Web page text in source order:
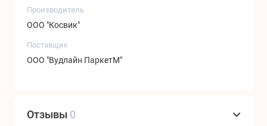
Производитель
ООО "Косвик"
Поставщик
ООО "Вудлайн ПаркетМ"
Отзывы 0